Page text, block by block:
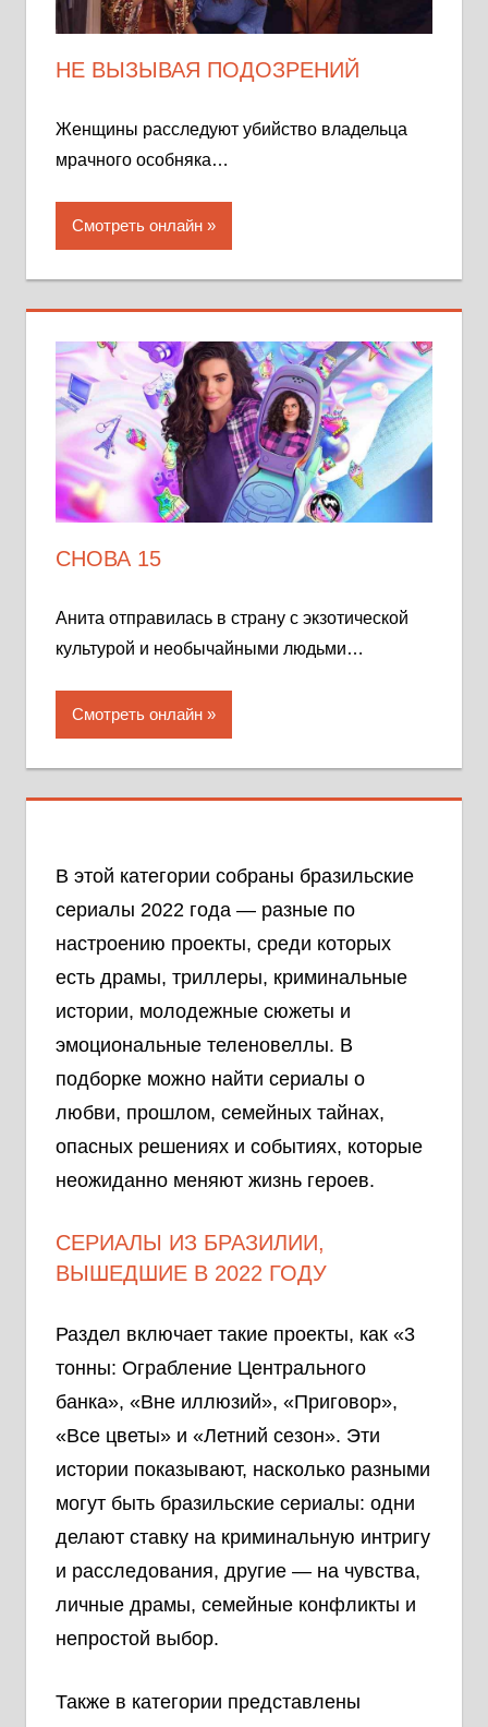
НЕ ВЫЗЫВАЯ ПОДОЗРЕНИЙ
Женщины расследуют убийство владельца
мрачного особняка…
Смотреть онлайн
СНОВА 15
Анита отправилась в страну с экзотической
культурой и необычайными людьми…
Смотреть онлайн
В этой категории собраны бразильские
сериалы 2022 года — разные по
настроению проекты, среди которых
есть драмы, триллеры, криминальные
истории, молодежные сюжеты и
эмоциональные теленовеллы. В
подборке можно найти сериалы о
любви, прошлом, семейных тайнах,
опасных решениях и событиях, которые
неожиданно меняют жизнь героев.
СЕРИАЛЫ ИЗ БРАЗИЛИИ,
ВЫШЕДШИЕ В 2022 ГОДУ
Раздел включает такие проекты, как «3
тонны: Ограбление Центрального
банка», «Вне иллюзий», «Приговор»,
«Все цветы» и «Летний сезон». Эти
истории показывают, насколько разными
могут быть бразильские сериалы: одни
делают ставку на криминальную интригу
и расследования, другие — на чувства,
личные драмы, семейные конфликты и
непростой выбор.
Также в категории представлены